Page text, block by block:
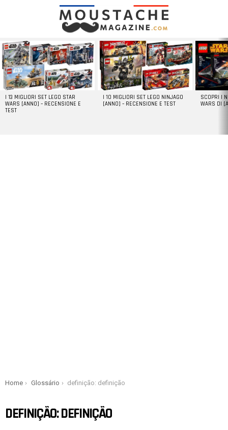
LATEST
STORIES
I 13 MIGLIORI SET LEGO STAR
WARS [ANNO] – RECENSIONE E
TEST
I 10 MIGLIORI SET LEGO NINJAGO
[ANNO] – RECENSIONE E TEST
SCOPRI I
WARS DI
You are here:
Home Glossário definição: definição
DEFINIÇÃO: DEFINIÇÃO